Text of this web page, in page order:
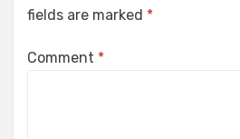
fields are marked *
Comment *